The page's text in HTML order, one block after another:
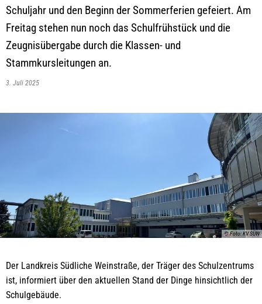
Schuljahr und den Beginn der Sommerferien gefeiert. Am
Freitag stehen nun noch das Schulfrühstück und die
Zeugnisübergabe durch die Klassen- und
Stammkursleitungen an.
3. Juli 2025
© Foto: KV SÜW
Der Landkreis Südliche Weinstraße, der Träger des Schulzentrums
ist, informiert über den aktuellen Stand der Dinge hinsichtlich der
Schulgebäude.